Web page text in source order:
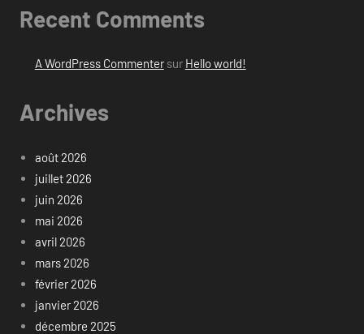
Recent Comments
A WordPress Commentersur Hello world!
Archives
août 2026
juillet 2026
juin 2026
mai 2026
avril 2026
mars 2026
février 2026
janvier 2026
décembre 2025